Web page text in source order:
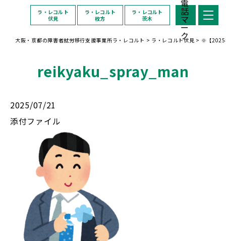
ラ・レコルト
伏見
ラ・レコルト
枚方
ラ・レコルト
茨木
大阪・京都の障害者就労移行支援事業所ラ・レコルト > ラ・レコルト伏見 > 🌞【2025
reikyaku_spray_man
2025/07/21
添付ファイル